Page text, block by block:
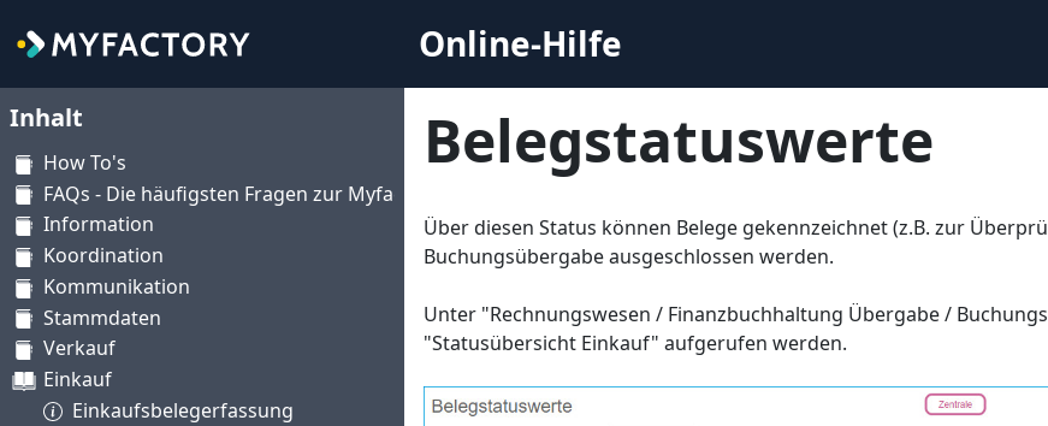
Online-Hilfe
Inhalt
How To's
FAQs - Die häufigsten Fragen zur Myfactory
Information
Koordination
Kommunikation
Stammdaten
Verkauf
Einkauf
Einkaufsbelegerfassung
Belegstatuswerte
Über diesen Status können Belege gekennzeichnet (z.B. zur
Buchungsübergabe ausgeschlossen werden.
Unter "Rechnungswesen / Finanzbuchhaltung Übergabe /
"Statusübersicht Einkauf" aufgerufen werden.